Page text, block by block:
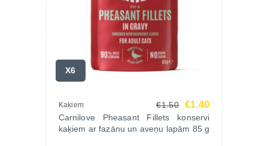
X6
Kaķiem €1.50 €1.40
Carnilove Pheasant Fillets konservi
kaķiem ar fazānu un aveņu lapām 85 g